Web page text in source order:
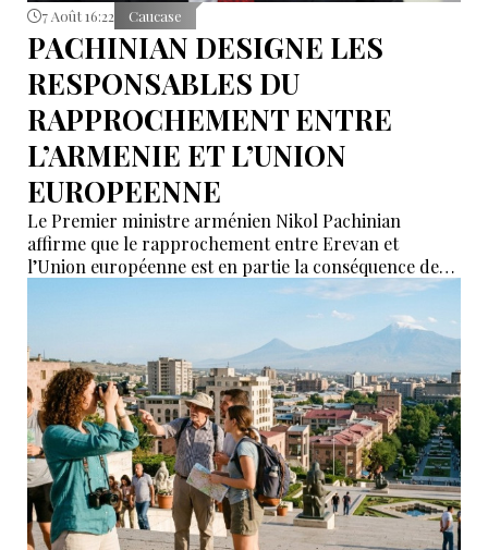
7 Août 16:22 Caucase
PACHINIAN DESIGNE LES
RESPONSABLES DU
RAPPROCHEMENT ENTRE
L’ARMENIE ET L’UNION
EUROPEENNE
Le Premier ministre arménien Nikol Pachinian
affirme que le rapprochement entre Erevan et
l’Union européenne est en partie la conséquence des
déclarations de certains partenaires de l’Union
économique eurasiatique (UEEA), qui auraient affirmé
que l’Arménie « n’était nécessaire à personne ». Selon
lui, ces propos ont poussé Erevan à rechercher de
nouvelles alternatives économiques et diplomatiques.